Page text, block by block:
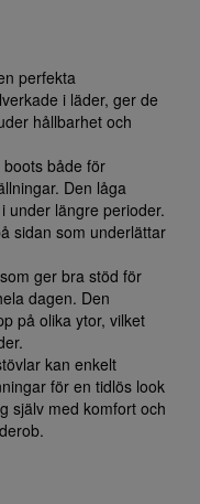
perfekta
i läder, ger de
hållbarhet och
både för
Den låga
under längre perioder.
sidan som underlättar
ger bra stöd för
dagen. Den
på olika ytor, vilket
kan enkelt
för en tidlös look
själv med komfort och